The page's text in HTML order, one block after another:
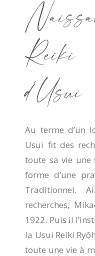
d’Usui
Au terme d’un
Usui fit des
toute sa vie une
forme d’une
Traditionnel.
recherches,
1922. Puis il
la Usui Reiki
toute une vie à